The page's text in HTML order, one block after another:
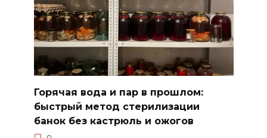
Горячая вода и пар в прошлом:
быстрый метод стерилизации
банок без кастрюль и ожогов